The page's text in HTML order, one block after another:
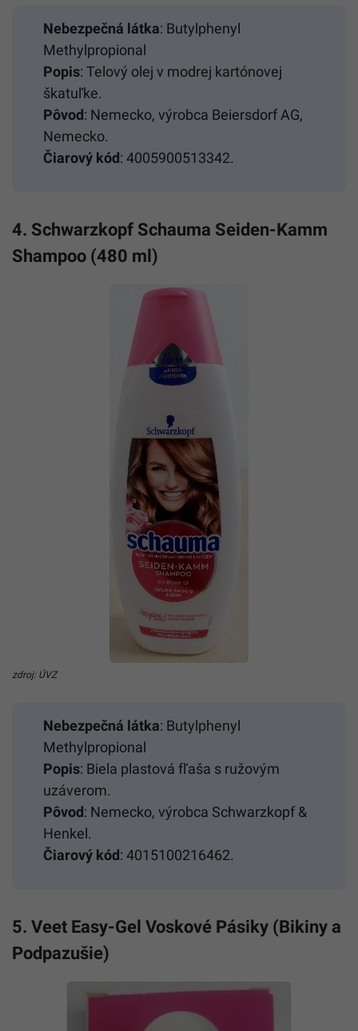
Nebezpečná látka: Butylphenyl
Methylpropional
Popis: Telový olej v modrej kartónovej
škatuľke.
Pôvod: Nemecko, výrobca Beiersdorf AG,
Nemecko.
Čiarový kód: 4005900513342.
4. Schwarzkopf Schauma Seiden-Kamm
Shampoo (480 ml)
zdroj: ÚVZ
Nebezpečná látka: Butylphenyl
Methylpropional
Popis: Biela plastová fľaša s ružovým
uzáverom.
Pôvod: Nemecko, výrobca Schwarzkopf &
Henkel.
Čiarový kód: 4015100216462.
5. Veet Easy-Gel Voskové Pásiky (Bikiny a
Podpazušie)